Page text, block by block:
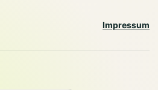
Impressum